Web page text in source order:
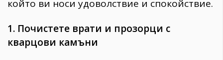
който ви носи удоволствие и спокойствие.
1. Почистете врати и прозорци с
кварцови камъни